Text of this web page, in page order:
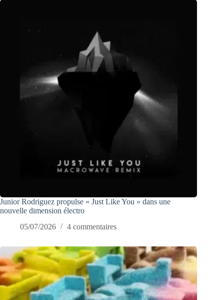
Junior Rodriguez propulse « Just Like You » dans une
nouvelle dimension électro
05/07/2026
4 commentaires